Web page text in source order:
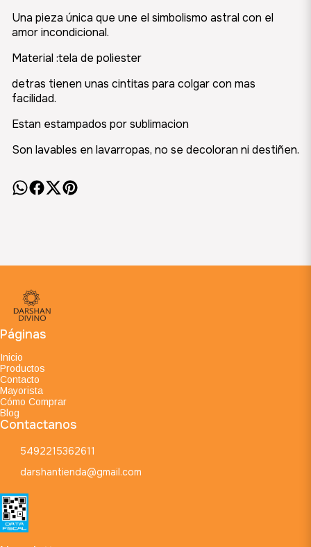
Una pieza única que une el simbolismo astral con el
amor incondicional.
Material :tela de poliester
detras tienen unas cintitas para colgar con mas
facilidad.
Estan estampados por sublimacion
Son lavables en lavarropas, no se decoloran ni destiñen.
Páginas
Inicio
Productos
Contacto
Mayorista
Cómo Comprar
Blog
Contactanos
5492215362611
darshantienda@gmail.com